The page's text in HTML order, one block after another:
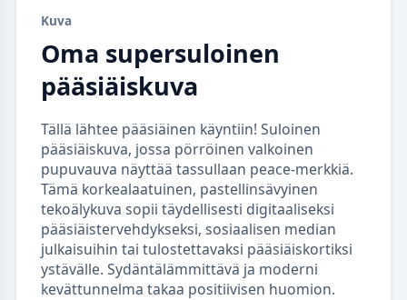
Kuva
Oma supersuloinen
pääsiäiskuva
Tällä lähtee pääsiäinen käyntiin! Suloinen
pääsiäiskuva, jossa pörröinen valkoinen
pupuvauva näyttää tassullaan peace-merkkiä.
Tämä korkealaatuinen, pastellinsävyinen
tekoälykuva sopii täydellisesti digitaaliseksi
pääsiäistervehdykseksi, sosiaalisen median
julkaisuihin tai tulostettavaksi pääsiäiskortiksi
ystävälle. Sydäntälämmittävä ja moderni
kevättunnelma takaa positiivisen huomion.